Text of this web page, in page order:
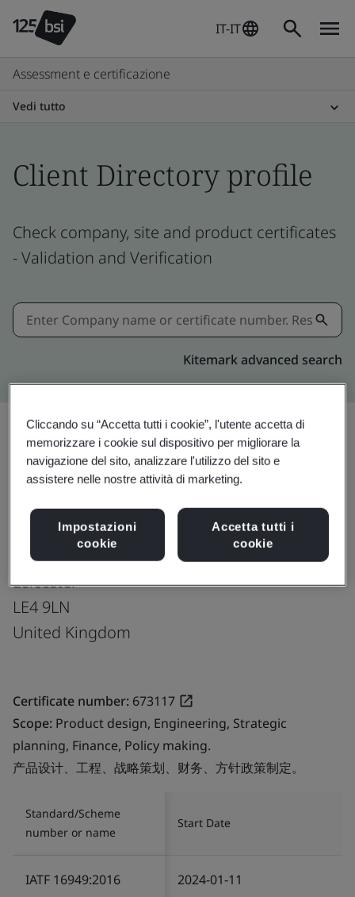
IT-IT
Assessment e certificazione
Vedi tutto
Client Directory profile
Check company, site and product certificates
- Validation and Verification
Kitemark advanced search
Condividi: Effettua l’upgrade
Nylacast Ltd.
460 Thurmaston Boulevard
Leicester
LE4 9LN
United Kingdom
Certificate number: 673117
Scope: Product design, Engineering, Strategic
planning, Finance, Policy making.
产品设计、工程、战略策划、财务、方针政策制定。
Standard/Scheme
number or name
Start Date
IATF 16949:2016 2024-01-11
Cliccando su “Accetta tutti i cookie”, l'utente accetta di
memorizzare i cookie sul dispositivo per migliorare la
navigazione del sito, analizzare l'utilizzo del sito e
assistere nelle nostre attività di marketing.
Impostazioni
cookie
Accetta tutti i
cookie